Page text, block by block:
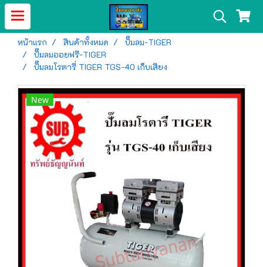
หน้าแรก สินค้าทั้งหมด
ปั๊มลม-TIGER
ปั๊มลมออยฟรี-TIGER
ปั๊มลมโรตารี่ TIGER TGS-40 เก็บเสียง
New